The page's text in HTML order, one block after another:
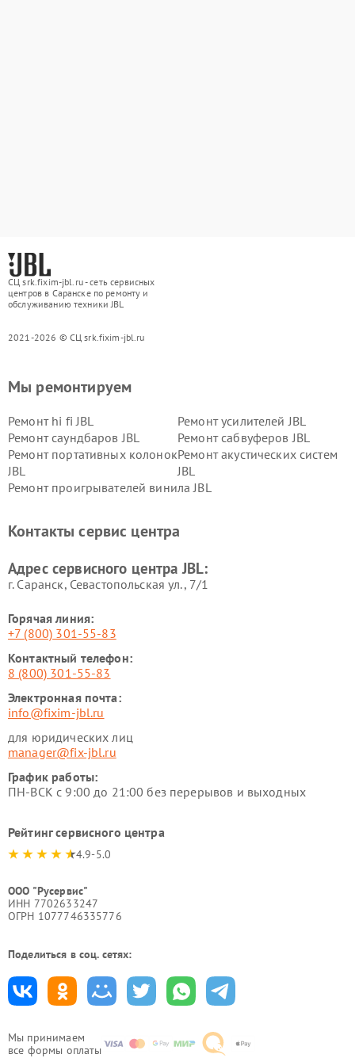
СЦ srk.fixim-jbl.ru - сеть сервисных
центров в Саранске по ремонту и
обслуживанию техники JBL
2021-2026 © СЦ srk.fixim-jbl.ru
Мы принимаем
все формы оплаты
Мы ремонтируем
Ремонт hi fi JBL
Ремонт усилителей JBL
Ремонт саундбаров JBL
Ремонт сабвуферов JBL
Ремонт портативных колонок
JBL
Ремонт акустических систем
JBL
Ремонт проигрывателей винила JBL
Контакты сервис центра
Адрес сервисного центра JBL:
г. Саранск, Севастопольская ул., 7/1
Горячая линия:
+7 (800) 301-55-83
Контактный телефон:
8 (800) 301-55-83
Электронная почта:
info@fixim-jbl.ru
для юридических лиц
manager@fix-jbl.ru
График работы:
ПН-ВСК с 9:00 до 21:00 без перерывов и выходных
Рейтинг сервисного центра
4.9-5.0
ООО "Русервис"
ИНН 7702633247
ОГРН 1077746335776
Поделиться в соц. сетях: